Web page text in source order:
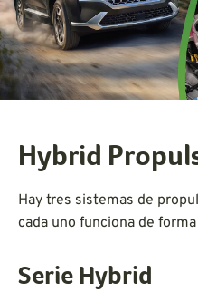
Hybrid
Hay tres sistemas de
cada uno funciona de
Serie Hybrid